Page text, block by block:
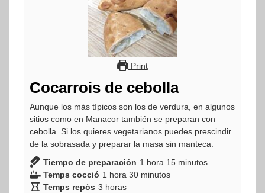
m
i
n
Print
Cocarrois de cebolla
Aunque los más típicos son los de verdura, en algunos
sitios como en Manacor también se preparan con
cebolla. Si los quieres vegetarianos puedes prescindir
de la sobrasada y preparar la masa sin manteca.
Tiempo de preparación 1 hora
hora 15minutos
minutos
Temps cocció 1 hora
hora 30minutos
minutos
Temps repòs 3 horas
horas